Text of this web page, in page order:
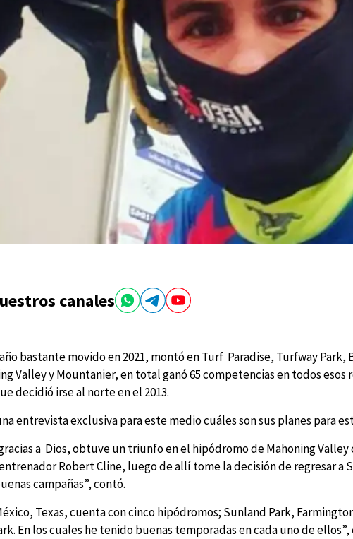
canales
bastante movido en 2021, montó en Turf Paradise, Turfway Park,
Valley y Mountanier, en total ganó 65 competencias en todos esos
decidió irse al norte en el 2013.
entrevista exclusiva para este medio cuáles son sus planes para
a Dios, obtuve un triunfo en el hipódromo de Mahoning
Robert Cline, luego de allí tome la decisión de regresar a
campañas”, contó.
Texas, cuenta con cinco hipódromos; Sunland Park,
En los cuales he tenido buenas temporadas en cada uno de ellos”,